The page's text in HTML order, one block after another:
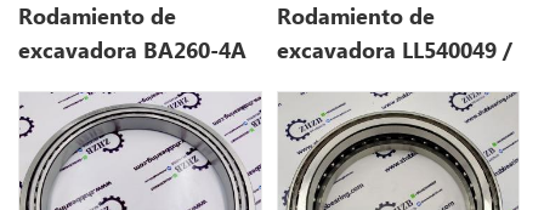
Rodamiento de
excavadora BA260-4A
Rodamiento de
excavadora LL540049 /
28.575)